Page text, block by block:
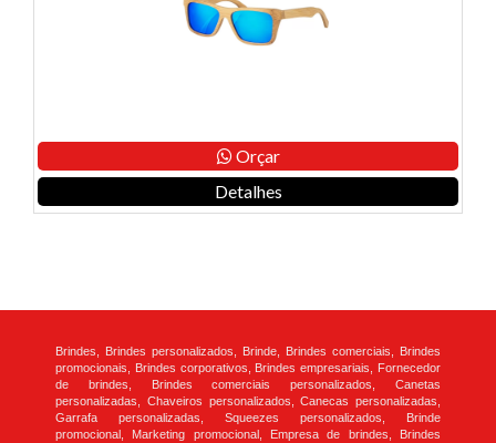
Orçar
Detalhes
Brindes, Brindes personalizados, Brinde, Brindes comerciais, Brindes
promocionais, Brindes corporativos, Brindes empresariais, Fornecedor
de brindes, Brindes comerciais personalizados, Canetas
personalizadas, Chaveiros personalizados, Canecas personalizadas,
Garrafa personalizadas, Squeezes personalizados, Brinde
promocional, Marketing promocional, Empresa de brindes, Brindes